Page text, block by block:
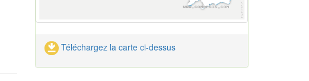
Téléchargez la carte ci-dessus